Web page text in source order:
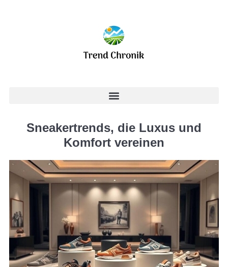
Sneakertrends, die Luxus und
Komfort vereinen